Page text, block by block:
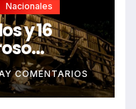
Nacionales
y 16
Chancas
vivienda
COMENTARIOS